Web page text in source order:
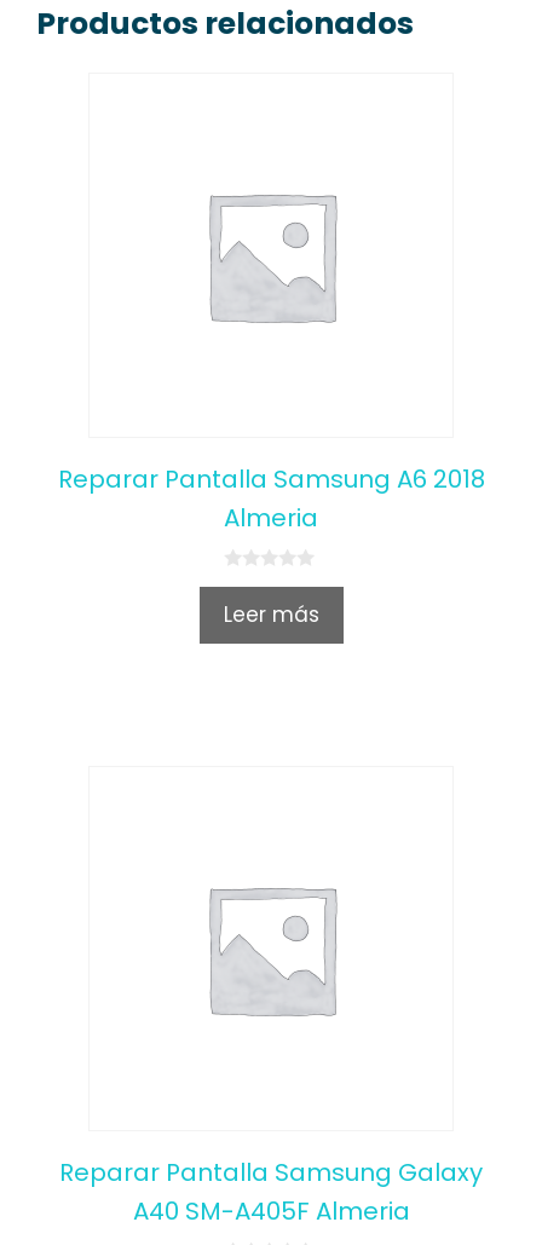
Productos relacionados
Reparar Pantalla Samsung A6 2018
Almeria
0
u
Leer más
Reparar Pantalla Samsung Galaxy
A40 SM-A405F Almeria